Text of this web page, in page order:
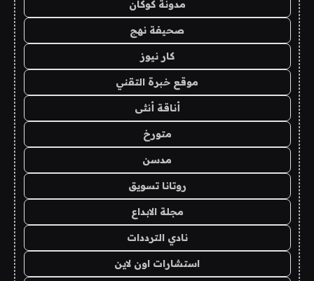
مدونة كوكان
صحيفة نهج
كار نيوز
موقع خبرة التقني
أناقة أنثى
متورخ
مدسن
روتانا تسويق
مجلة الابداع
نادي الترددات
استشارات اون لاين